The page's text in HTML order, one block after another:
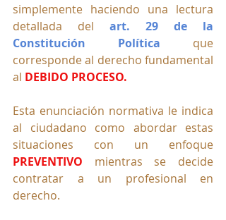
simplemente haciendo una lectura
detallada del art. 29 de la
Constitución Política que
corresponde al derecho fundamental
al DEBIDO PROCESO.
Esta enunciación normativa le indica
al ciudadano como abordar estas
PREVENTIVO mientras se decide
contratar a un profesional en
derecho.